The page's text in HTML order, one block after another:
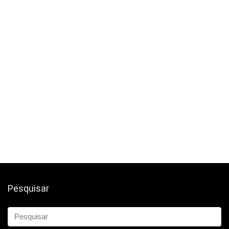
Pesquisar